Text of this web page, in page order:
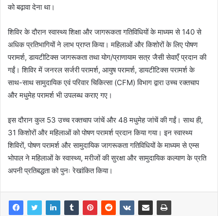
को बढ़ावा देना था।
शिविर के दौरान स्वास्थ्य शिक्षा और जागरूकता गतिविधियों के माध्यम से 140 से
अधिक प्रतिभागियों ने लाभ प्राप्त किया। महिलाओं और किशोरों के लिए पोषण
परामर्श, डायटीटिक्स जागरूकता तथा योग/प्राणायाम सत्र जैसी सेवाएँ प्रदान की
गईं। शिविर में जनरल सर्जरी परामर्श, आयुष परामर्श, डायटीटिक्स परामर्श के
साथ-साथ सामुदायिक एवं परिवार चिकित्सा (CFM) विभाग द्वारा उच्च रक्तचाप
और मधुमेह परामर्श भी उपलब्ध कराए गए।
इस दौरान कुल 53 उच्च रक्तचाप जांचें और 48 मधुमेह जांचें की गईं। साथ ही,
31 किशोरों और महिलाओं को पोषण परामर्श प्रदान किया गया। इन स्वास्थ्य
शिविरों, पोषण परामर्श और सामुदायिक जागरूकता गतिविधियों के माध्यम से एम्स
भोपाल ने महिलाओं के स्वास्थ्य, मरीजों की सुरक्षा और सामुदायिक कल्याण के प्रति
अपनी प्रतिबद्धता को पुनः रेखांकित किया।